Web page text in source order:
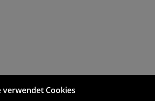
verwendet Cookies